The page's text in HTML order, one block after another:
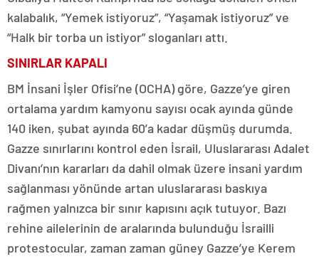
kalabalık, “Yemek istiyoruz”, “Yaşamak istiyoruz” ve
“Halk bir torba un istiyor” sloganları attı.
SINIRLAR KAPALI
BM İnsani İşler Ofisi’ne (OCHA) göre, Gazze’ye giren
ortalama yardım kamyonu sayısı ocak ayında günde
140 iken, şubat ayında 60’a kadar düşmüş durumda.
Gazze sınırlarını kontrol eden İsrail, Uluslararası Adalet
Divanı’nın kararları da dahil olmak üzere insani yardım
sağlanması yönünde artan uluslararası baskıya
rağmen yalnızca bir sınır kapısını açık tutuyor. Bazı
rehine ailelerinin de aralarında bulunduğu İsrailli
protestocular, zaman zaman güney Gazze’ye Kerem